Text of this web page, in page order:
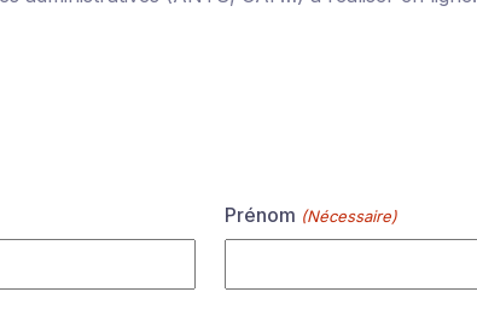
Prénom (Nécessaire)